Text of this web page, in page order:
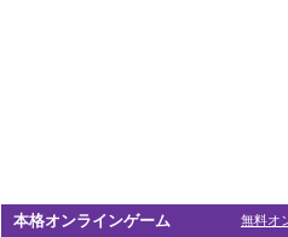
無料オ
本格オンラインゲーム